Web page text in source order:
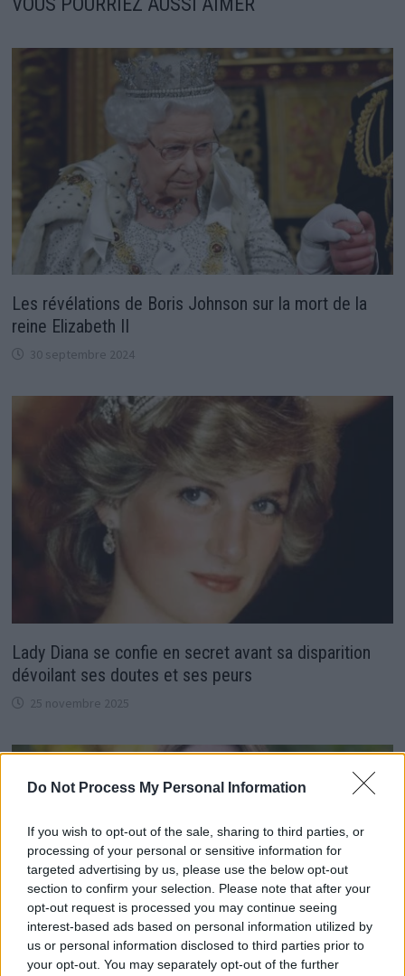
Do Not Process My Personal Information
If you wish to opt-out of the sale, sharing to third parties, or
processing of your personal or sensitive information for
targeted advertising by us, please use the below opt-out
section to confirm your selection. Please note that after your
opt-out request is processed you may continue seeing
interest-based ads based on personal information utilized by
us or personal information disclosed to third parties prior to
your opt-out. You may separately opt-out of the further
Les révélations de Boris Johnson sur la mort de la
reine Elizabeth II
30 septembre 2024
Lady Diana se confie en secret avant sa disparition
dévoilant ses doutes et ses peurs
25 novembre 2025